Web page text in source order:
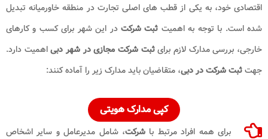
اقتصادی خود، به یکی از قطب های اصلی تجارت در منطقه خاورمیانه تبدیل
شده است. با توجه به اهمیت ثبت شرکت در این شهر برای کسب و کارهای
خارجی، بررسی مدارک لازم برایثبت شرکت مجازی در شهر دبیاهمیت دارد.
جهتثبت شرکت در دبی، متقاضیان باید مدارک زیر را آماده کنند:
کپی مدارک هویتی
برای همه افراد مرتبط با شرکت، شامل مدیرعامل و سایر اشخاص